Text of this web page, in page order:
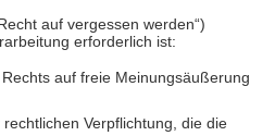
auf vergessen werden“)
erforderlich ist:
auf freie Meinungsäußerung
Verpflichtung, die die